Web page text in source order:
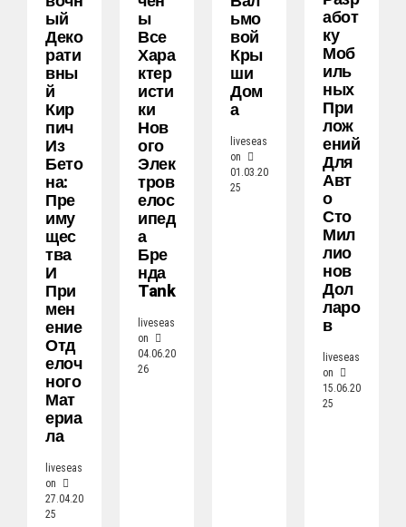
Ый
Деко
Рати
Вны
Й
Кир
Пич
Из
Бето
На:
Пре
Иму
Щес
Тва
И
При
Мен
Ение
Отд
Елоч
Ного
Мат
Ериа
Ла
liveseas
on
27.04.20
25
Ы
Все
Хара
Ктер
Исти
Ки
Нов
Ого
Элек
Тров
Елос
Ипед
А
Бре
Нда
Tank
liveseas
on
04.06.20
26
Ьмо
Вой
Кры
Ши
Дом
А
liveseas
on
01.03.20
25
Абот
Ку
Моб
Иль
Ных
При
Лож
Ений
Для
Авт
О
Сто
Мил
Лио
Нов
Дол
Ларо
В
liveseas
on
15.06.20
25